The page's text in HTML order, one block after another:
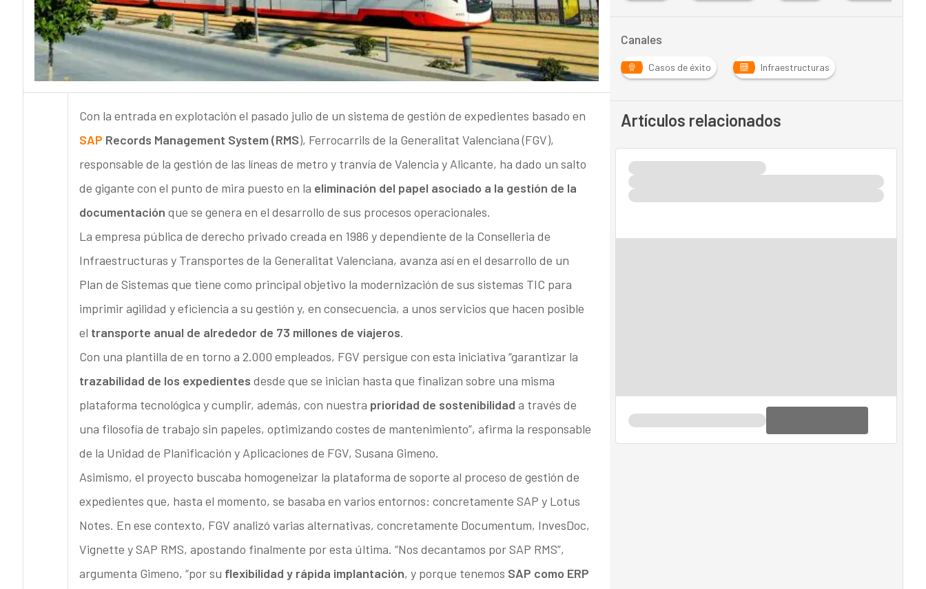
Con la entrada en explotación el pasado julio de un sistema de gestión de expedientes basado en
SAP Records Management System (RMS), Ferrocarrils de la Generalitat Valenciana (FGV),
responsable de la gestión de las líneas de metro y tranvía de Valencia y Alicante, ha dado un salto
de gigante con el punto de mira puesto en la eliminación del papel asociado a la gestión de la
documentación que se genera en el desarrollo de sus procesos operacionales.
La empresa pública de derecho privado creada en 1986 y dependiente de la Conselleria de
Infraestructuras y Transportes de la Generalitat Valenciana, avanza así en el desarrollo de un
Plan de Sistemas que tiene como principal objetivo la modernización de sus sistemas TIC para
imprimir agilidad y eficiencia a su gestión y, en consecuencia, a unos servicios que hacen posible
el transporte anual de alrededor de 73 millones de viajeros.
Con una plantilla de en torno a 2.000 empleados, FGV persigue con esta iniciativa “garantizar la
trazabilidad de los expedientes desde que se inician hasta que finalizan sobre una misma
plataforma tecnológica y cumplir, además, con nuestra prioridad de sostenibilidad a través de
una filosofía de trabajo sin papeles, optimizando costes de mantenimiento”, afirma la responsable
de la Unidad de Planificación y Aplicaciones de FGV, Susana Gimeno.
Asimismo, el proyecto buscaba homogeneizar la plataforma de soporte al proceso de gestión de
expedientes que, hasta el momento, se basaba en varios entornos: concretamente SAP y Lotus
Notes. En ese contexto, FGV analizó varias alternativas, concretamente Documentum, InvesDoc,
Vignette y SAP RMS, apostando finalmente por esta última. “Nos decantamos por SAP RMS”,
argumenta Gimeno, “por su flexibilidad y rápida implantación, y porque tenemos SAP como ERP
Canales
Casos de éxito Infraestructuras
Artículos relacionados